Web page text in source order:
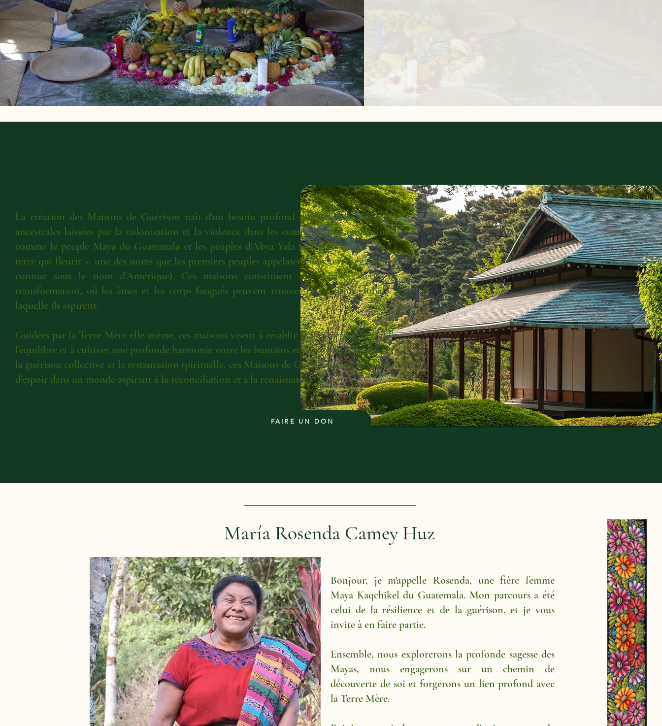
Le besoin de maisons de guérison
La création des Maisons de Guérison naît d'un besoin profond de panser les blessures
ancestrales laissées par la colonisation et la violence dans les communautés autochtones,
comme le peuple Maya du Guatemala et les peuples d'Abya Yala (« terre vivante » ou «
terre qui fleurit », une des noms que les premiers peuples appelaient leur terre, également
connue sous le nom d'Amérique). Ces maisons constituent des espaces sacrés de
transformation, où les âmes et les corps fatigués peuvent trouver la guérison globale à
laquelle ils aspirent.
Guidées par la Terre Mère elle-même, ces maisons visent à rétablir le lien perdu, à rétablir
l'équilibre et à cultiver une profonde harmonie entre les humains et la nature. Chemin vers
la guérison collective et la restauration spirituelle, ces Maisons de Guérison sont des lueurs
d’espoir dans un monde aspirant à la réconciliation et à la renaissance.
FAIRE UN DON
María Rosenda Camey Huz
Bonjour, je m'appelle Rosenda, une fière femme
Maya Kaqchikel du Guatemala. Mon parcours a été
celui de la résilience et de la guérison, et je vous
invite à en faire partie.
Ensemble, nous explorerons la profonde sagesse des
Mayas, nous engagerons sur un chemin de
découverte de soi et forgerons un lien profond avec
la Terre Mère.